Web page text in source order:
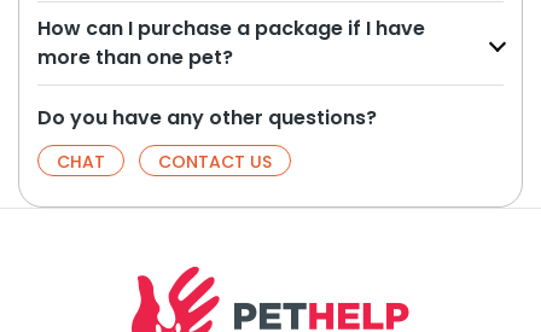
How can I purchase a package if I have
more than one pet?
Do you have any other questions?
CHAT CONTACT US